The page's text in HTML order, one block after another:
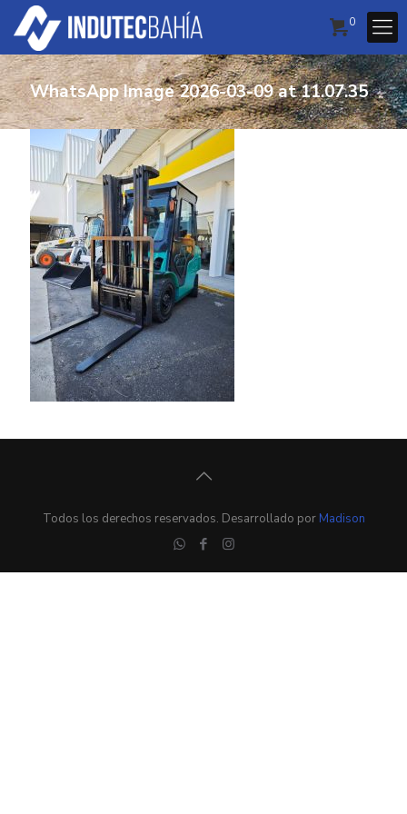
0
WhatsApp Image 2026-03-09 at 11.07.35
Todos los derechos reservados. Desarrollado por Madison